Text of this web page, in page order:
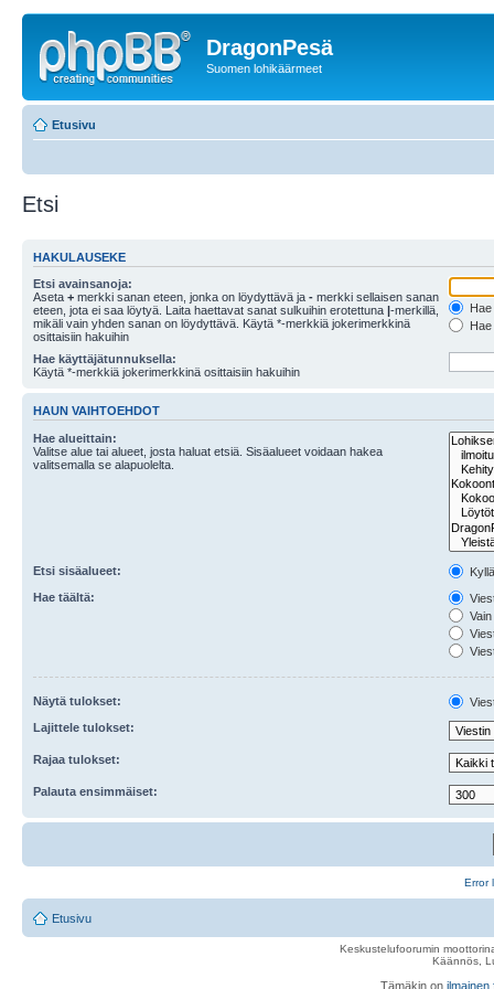
DragonPesä
Suomen lohikäärmeet
Etusivu
Etsi
HAKULAUSEKE
Etsi avainsanoja:
Aseta + merkki sanan eteen, jonka on löydyttävä ja - merkki sellaisen sanan
eteen, jota ei saa löytyä. Laita haettavat sanat sulkuihin erotettuna |-merkillä,
mikäli vain yhden sanan on löydyttävä. Käytä *-merkkiä jokerimerkkinä
osittaisiin hakuihin
Hae käyttäjätunnuksella:
Käytä *-merkkiä jokerimerkkinä osittaisiin hakuihin
HAUN VAIHTOEHDOT
Hae alueittain:
Valitse alue tai alueet, josta haluat etsiä. Sisäalueet voidaan hakea
valitsemalla se alapuolelta.
Etsi sisäalueet:
Hae täältä:
Näytä tulokset:
Lajittele tulokset:
Rajaa tulokset:
Palauta ensimmäiset:
Error
Etusivu
Keskustelufoorumin
Käännös,
Tämäkin on ilmainen